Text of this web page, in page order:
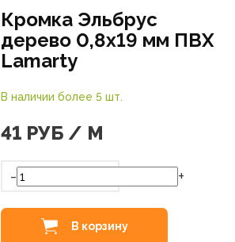
Кромка Эльбрус
дерево 0,8х19 мм ПВХ
Lamarty
В наличии более 5 шт.
41 РУБ / М
- +
В корзину